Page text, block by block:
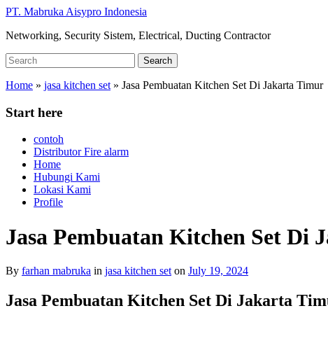
Skip
main
PT. Mabruka Aisypro Indonesia
Networking, Security Sistem, Electrical, Ducting Contractor
Search
for:
Search
Home » jasa kitchen set » Jasa Pembuatan Kitchen Set Di Jakarta Timur
Start here
contoh
Distributor Fire alarm
Home
Hubungi Kami
Lokasi Kami
Profile
Jasa Pembuatan Kitchen Set Di
By farhan mabruka in jasa kitchen set on July 19, 2024
Jasa Pembuatan Kitchen Set Di Jakarta